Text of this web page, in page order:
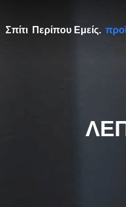
Σπίτι Περίπου Εμείς.